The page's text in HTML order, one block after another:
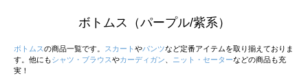
ボトムス（パープル/紫系）
ボトムスの商品一覧です。 スカート やパンツなど定番アイテムを取り揃えておりま
す。他にもシャツ・ブラウスやカーディガン ニット・セーターなどの商品も充
実！